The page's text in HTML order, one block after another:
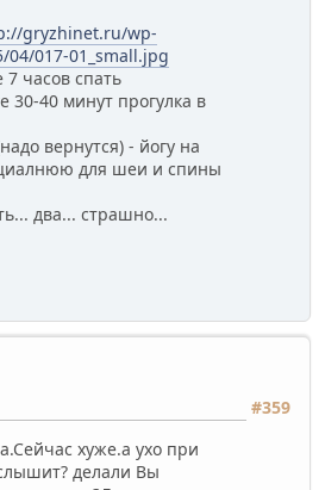
gryzhinet.ru/wp-
017-01_small.jpg
часов спать
30-40 минут прогулка в
вернутся) - йогу на
для шеи и спины
два... страшно...
#359
хуже.а ухо при
делали Вы